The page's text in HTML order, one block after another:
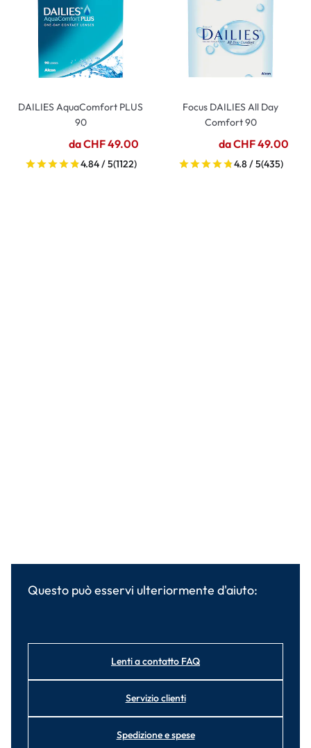
DAILIES AquaComfort PLUS
90
da CHF 49.00
4.84 / 5(1122)
Focus DAILIES All Day
Comfort 90
da CHF 49.00
4.8 / 5(435)
Questo può esservi ulteriormente d'aiuto:
Lenti a contatto FAQ
Servizio clienti
Spedizione e spese